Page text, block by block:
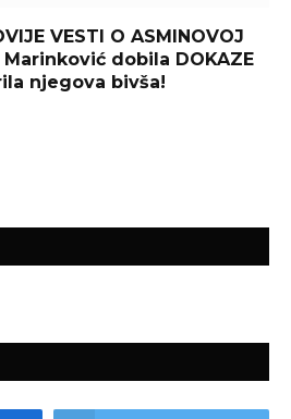
VESTI O ASMINOVOJ
Marinković dobila DOKAZE
njegova bivša!